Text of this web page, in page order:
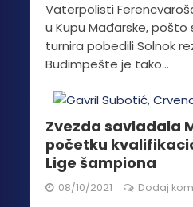
Vaterpolisti
u Kupu Mađarske, pošto
turnira pobedili Solnok
Budimpešte je tako...
Zvezda savladala
početku
Lige šampiona
08/10/2021 Dodaj